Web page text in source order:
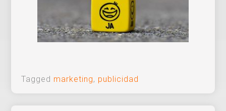
Tagged marketing, publicidad